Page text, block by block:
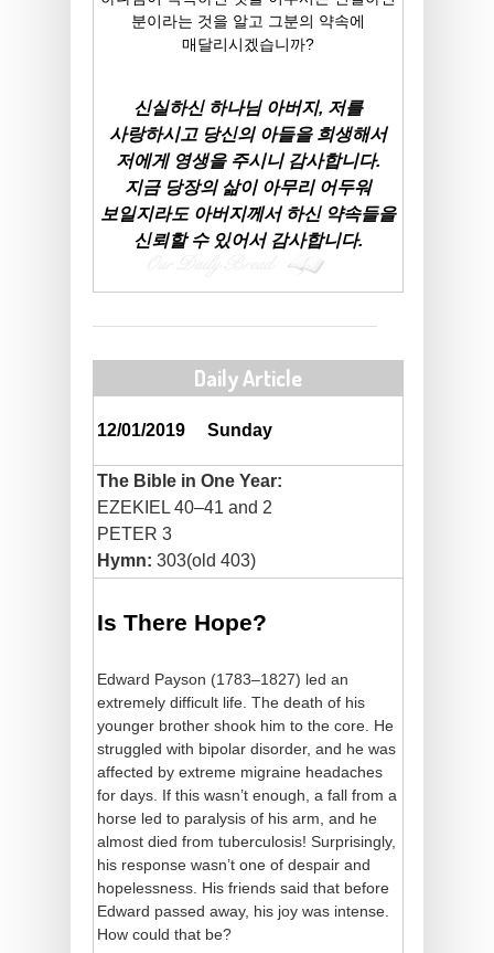
분이라는 것을 알고 그분의 약속에
매달리시겠습니까?
신실하신 하나님 아버지, 저를
사랑하시고 당신의 아들을 희생해서
저에게 영생을 주시니 감사합니다.
지금 당장의 삶이 아무리 어두워
보일지라도 아버지께서 하신 약속들을
신뢰할 수 있어서 감사합니다.
Daily Article
12/01/2019Sunday
The Bible in One Year:
EZEKIEL 40–41 and 2
PETER 3
Hymn: 303(old 403)
Is There Hope?
Edward Payson (1783–1827) led an
extremely difficult life. The death of his
younger brother shook him to the core. He
struggled with bipolar disorder, and he was
affected by extreme migraine headaches
for days. If this wasn’t enough, a fall from a
horse led to paralysis of his arm, and he
almost died from tuberculosis! Surprisingly,
his response wasn’t one of despair and
hopelessness. His friends said that before
Edward passed away, his joy was intense.
How could that be?